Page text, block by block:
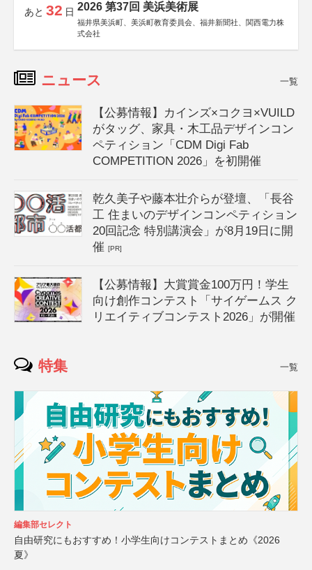
あと 32 日 2026 第37回 美浜美術展
福井県美浜町、美浜町教育委員会、福井新聞社、関西電力株
式会社
ニュース 一覧
【公募情報】カインズ×コクヨ×VUILD
がタッグ、家具・木工品デザインコン
ペティション「CDM Digi Fab
COMPETITION 2026」を初開催
乾久美子や藤本壮介らが登壇、「長谷
工 住まいのデザインコンペティション
20回記念 特別講演会」が8月19日に開
催[PR]
【公募情報】大賞賞金100万円！学生
向け創作コンテスト「サイゲームス ク
リエイティブコンテスト2026」が開催
特集 一覧
編集部セレクト
自由研究にもおすすめ！小学生向けコンテストまとめ《2026
夏》